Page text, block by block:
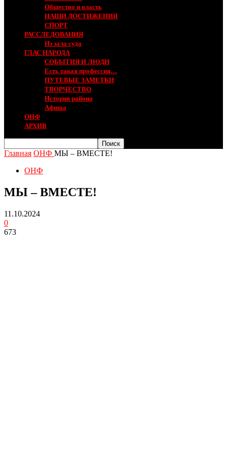
Общество и власть
НАШИ ДОСТИЖЕНИЯ
СПОРТ
РАССЛЕДОВАНИЯ
Из зала суда
ГЛАС НАРОДА
СОБЫТИЯ И ЛЮДИ
Есть такая профессия…
ПУТЕВЫЕ ЗАМЕТКИ
ТВОРЧЕСТВО
История района
Афиша
ОНФ
АРХИВ
Главная ОНФ МЫ – ВМЕСТЕ!
ОНФ
МЫ – ВМЕСТЕ!
11.10.2024
0
673